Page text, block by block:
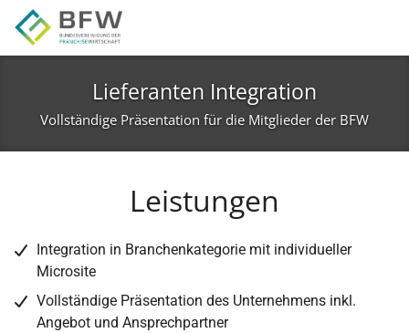
Zur Hauptnavigation springen
Zum Hauptinhalt springen
Zur Seitenfußzeile springen
Lieferanten Integration
Vollständige Präsentation für die Mitglieder der BFW
Leistungen
Integration in Branchenkategorie mit individueller
Microsite
Vollständige Präsentation des Unternehmens inkl.
Angebot und Ansprechpartner